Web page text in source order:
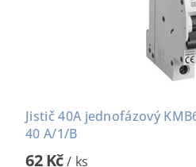
Jistič 40A jednofázový
40 A/1/B
62 Kč/ ks